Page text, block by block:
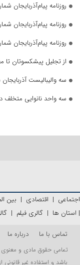
روزنامه پیام‌آذربایجان شماره
روزنامه پیام‌آذربایجان شماره 2823
روزنامه پیام‌آذربایجان شماره 2822
از تجلیل پیشکسوتان تا
سه والیبالیست
سه واحد نانوایی متخلف
اجتماعی | اقتصادی | بین
| استان ها | گالری فیلم |
تماس با ما
درباره ما
تمامی حقوق مادی و معنوی
باشد و استفاده غیر قانونی